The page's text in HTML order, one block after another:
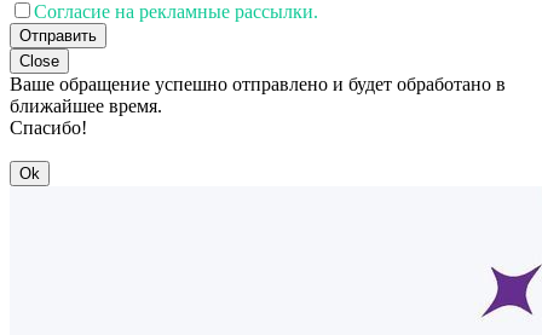
Согласие на рекламные рассылки.
Отправить
Close
Ваше обращение успешно отправлено и будет обработано в
ближайшее время.
Спасибо!
Ok